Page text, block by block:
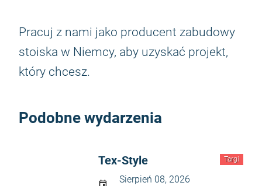
Pracuj z nami jako producent zabudowy
stoiska w Niemcy, aby uzyskać projekt,
który chcesz.
Podobne wydarzenia
Targi
Tex-Style
Sierpień 08, 2026